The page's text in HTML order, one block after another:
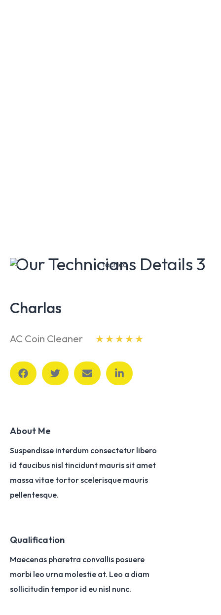
Our Technicians Details 3
Charlas
AC Coin Cleaner ★★★★★
About Me
Suspendisse interdum consectetur libero
id faucibus nisl tincidunt mauris sit amet
massa vitae tortor scelerisque mauris
pellentesque.
Qualification
Maecenas pharetra convallis posuere
morbi leo urna molestie at. Leo a diam
sollicitudin tempor id eu nisl nunc.